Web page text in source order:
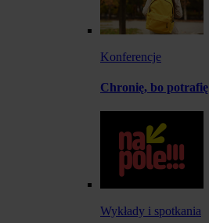
Konferencje
Chronię, bo potrafię
Wykłady i spotkania